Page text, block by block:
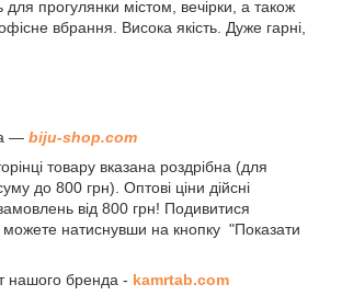
для прогулянки містом, вечірки, а також
вбрання. Висока якість. Дуже гарні,
— biju-shop.com
товару вказана роздрібна (для
до 800 грн). Оптові ціни дійсні
від 800 грн! Подивитися
можете натиснувши на кнопку "Показати
нашого бренда - kamrtab.com